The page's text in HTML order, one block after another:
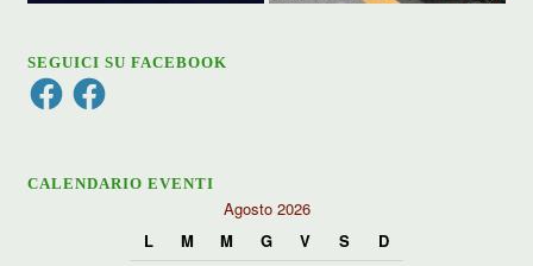
SEGUICI SU FACEBOOK
FacebookFacebook
CALENDARIO EVENTI
Agosto 2026
L
M M G V S
D